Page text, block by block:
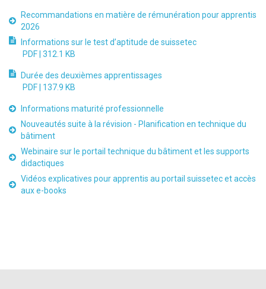
Recommandations en matière de rémunération pour apprentis
2026
Informations sur le test d’aptitude de suissetec
PDF | 312.1 KB
Durée des deuxièmes apprentissages
PDF | 137.9 KB
Informations maturité professionnelle
Nouveautés suite à la révision - Planification en technique du
bâtiment
Webinaire sur le portail technique du bâtiment et les supports
didactiques
Vidéos explicatives pour apprentis au portail suissetec et accès
aux e-books